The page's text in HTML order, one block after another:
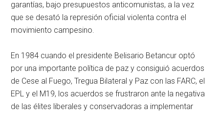
garantías, bajo presupuestos anticomunistas, a la vez
que se desató la represión oficial violenta contra el
movimiento campesino.
En 1984 cuando el presidente Belisario Betancur optó
por una importante política de paz y consiguió acuerdos
de Cese al Fuego, Tregua Bilateral y Paz con las FARC, el
EPL y el M19, los acuerdos se frustraron ante la negativa
de las élites liberales y conservadoras a implementar